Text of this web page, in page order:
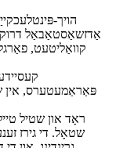
אַדזשאַסטאַבאַל דרוק,
קוואַליטעט,
פּאַראַמעטערס, אין
שטאָל. די גירז